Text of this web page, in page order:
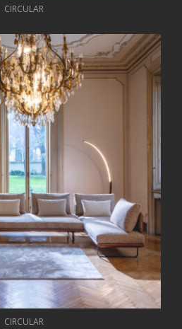
CIRCULAR
CIRCULAR